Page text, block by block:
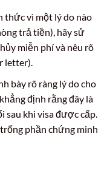
thức vì một lý do nào
trả tiền), hãy sử
miễn phí và nêu rõ
letter).
bày rõ ràng lý do cho
định rằng đây là
sau khi visa được cấp.
phần chứng minh